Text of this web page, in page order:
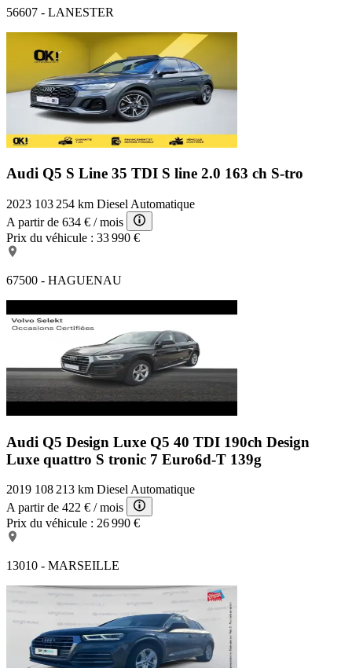
56607 - LANESTER
Audi Q5 S Line 35 TDI S line 2.0 163 ch S-tro
2023 103 254 km Diesel Automatique
A partir de 634 € / mois
Prix du véhicule : 33 990 €
67500 - HAGUENAU
Audi Q5 Design Luxe Q5 40 TDI 190ch Design
Luxe quattro S tronic 7 Euro6d-T 139g
2019 108 213 km Diesel Automatique
A partir de 422 € / mois
Prix du véhicule : 26 990 €
13010 - MARSEILLE